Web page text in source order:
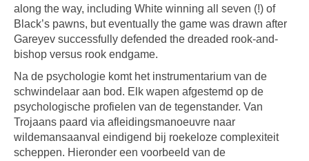
along the way, including White winning all seven (!) of
Black’s pawns, but eventually the game was drawn after
Gareyev successfully defended the dreaded rook-and-
bishop versus rook endgame.
Na de psychologie komt het instrumentarium van de
schwindelaar aan bod. Elk wapen afgestemd op de
psychologische profielen van de tegenstander. Van
Trojaans paard via afleidingsmanoeuvre naar
wildemansaanval eindigend bij roekeloze complexiteit
scheppen. Hieronder een voorbeeld van de